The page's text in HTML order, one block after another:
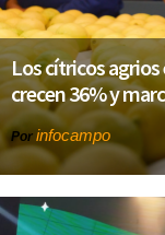
Los cítricos
crecen 36% y
Por infocampo